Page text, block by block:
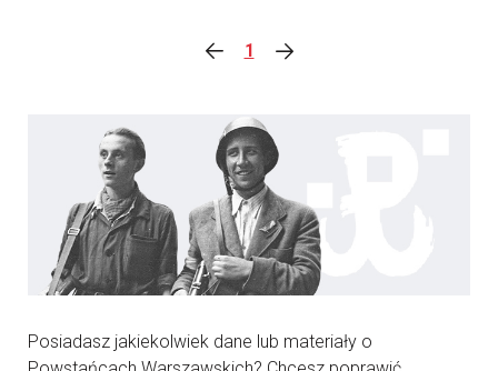
1
Posiadasz jakiekolwiek dane lub materiały o